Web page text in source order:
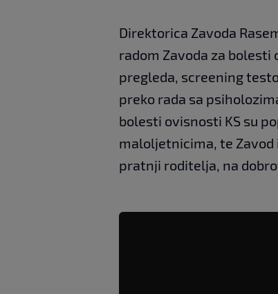
Direktorica Zavoda
radom Zavoda za
pregleda, screening
preko rada sa
bolesti ovisnosti KS su
maloljetnicima, te Zavod
pratnji roditelja, na